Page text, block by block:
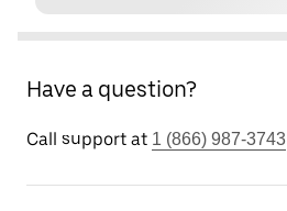
Have a question?
Call support at 1 (866) 987-3743